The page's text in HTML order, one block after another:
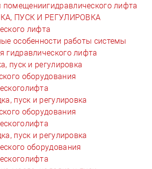
лифта
ПУСК И РЕГУЛИРОВКА
лифта
особенности работы системы
гидравлического лифта
пуск и регулировка
оборудования
пуск и регулировка
оборудования
пуск и регулировка
оборудования